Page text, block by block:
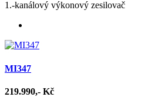
1.-kanálový výkonový zesilovač
MI347
219.990,- Kč